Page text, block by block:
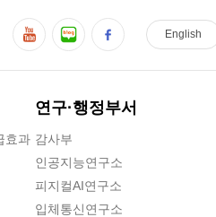
효과
연구·행정부서
감사부
인공지능연구소
피지컬AI연구소
입체통신연구소
English